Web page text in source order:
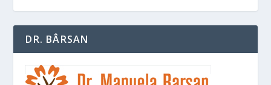
DR. BÂRSAN